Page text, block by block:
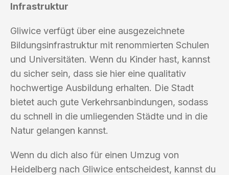
Infrastruktur
Gliwice verfügt über eine ausgezeichnete
Bildungsinfrastruktur mit renommierten Schulen
und Universitäten. Wenn du Kinder hast, kannst
du sicher sein, dass sie hier eine qualitativ
hochwertige Ausbildung erhalten. Die Stadt
bietet auch gute Verkehrsanbindungen, sodass
du schnell in die umliegenden Städte und in die
Natur gelangen kannst.
Wenn du dich also für einen Umzug von
Heidelberg nach Gliwice entscheidest, kannst du